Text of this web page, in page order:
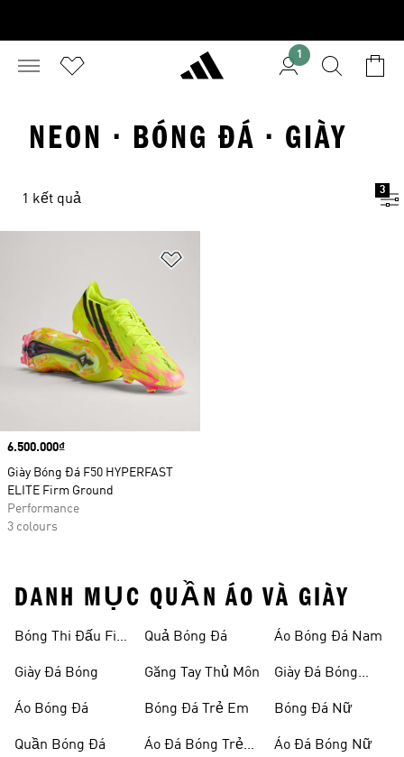
1
NEON · BÓNG ĐÁ · GIÀY
1 kết quả
3
Price
6.500.000₫
Giày Bóng Đá F50 HYPERFAST
ELITE Firm Ground
Performance
3 colours
DANH MỤC QUẦN ÁO VÀ GIÀY
Bóng Thi Đấu Fifa
Giày Đá Bóng
Áo Bóng Đá
Quần Bóng Đá
Quả Bóng Đá
Găng Tay Thủ Môn
Bóng Đá Trẻ Em
Áo Đá Bóng Trẻ
Áo Bóng Đá Nam
Giày Đá Bóng
Bóng Đá Nữ
Áo Đá Bóng Nữ